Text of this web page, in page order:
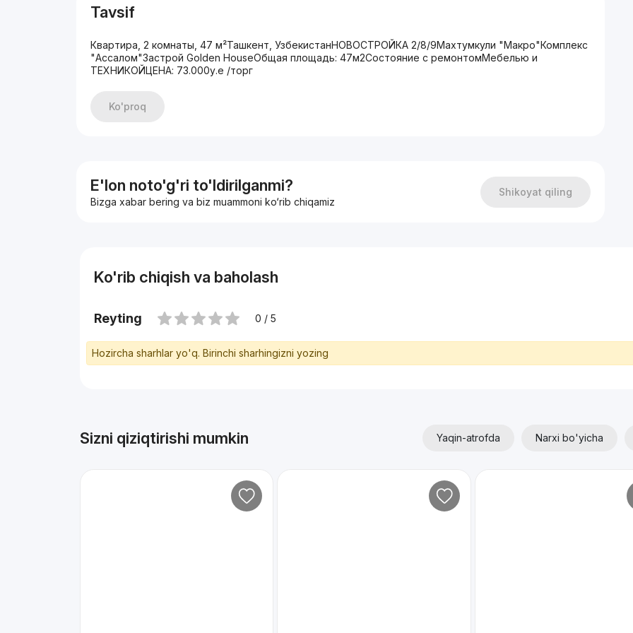
Tavsif
Квартира, 2 комнаты, 47 м²Ташкент, УзбекистанНОВОСТРОЙКА 2/8/9Махтумкули "Макро"Комплекс
"Ассалом"Застрой Golden HouseОбщая площадь: 47м2Состояние с ремонтомМебелью и
ТЕХНИКОЙЦЕНА: 73.000у.е /торг
Ko'proq
E'lon noto'g'ri to'ldirilganmi?
Bizga xabar bering va biz muammoni ko‘rib chiqamiz
Shikoyat qiling
Ko'rib chiqish va baholash
Reyting 0 / 5
Hozircha sharhlar yo'q. Birinchi sharhingizni yozing
Sizni qiziqtirishi mumkin Yaqin-atrofda Narxi bo'yicha